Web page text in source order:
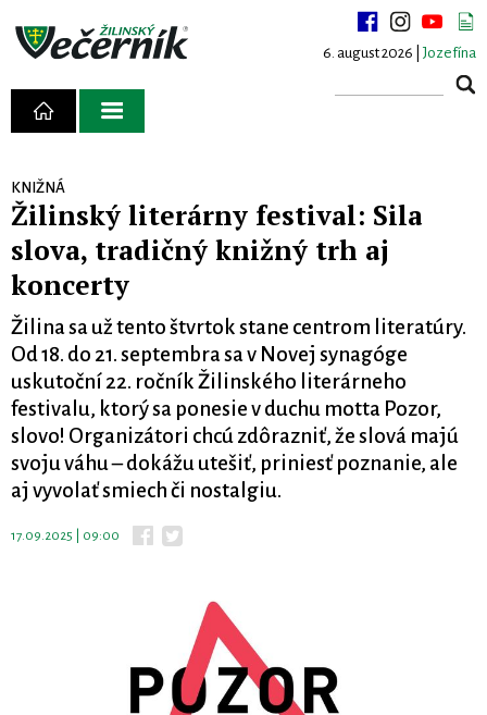
6. august 2026 | Jozefína
KNIŽNÁ
Žilinský literárny festival: Sila
slova, tradičný knižný trh aj
koncerty
Žilina sa už tento štvrtok stane centrom literatúry.
Od 18. do 21. septembra sa v Novej synagóge
uskutoční 22. ročník Žilinského literárneho
festivalu, ktorý sa ponesie v duchu motta Pozor,
slovo! Organizátori chcú zdôrazniť, že slová majú
svoju váhu – dokážu utešiť, priniesť poznanie, ale
aj vyvolať smiech či nostalgiu.
17.09.2025 | 09:00